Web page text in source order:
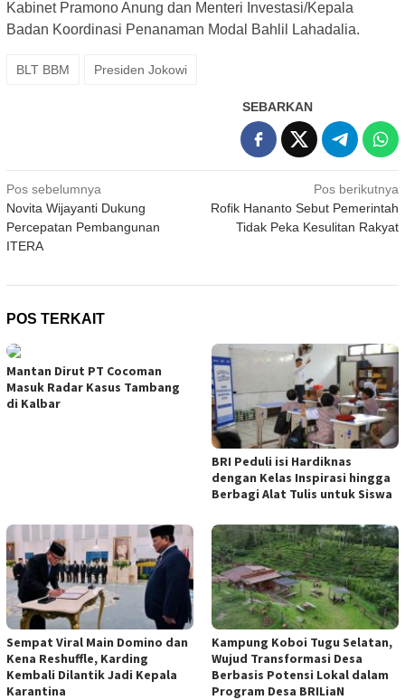
Kabinet Pramono Anung dan Menteri Investasi/Kepala
Badan Koordinasi Penanaman Modal Bahlil Lahadalia.
BLT BBM Presiden Jokowi
SEBARKAN
Navigasi
pos
Pos sebelumnya
Novita Wijayanti Dukung
Percepatan Pembangunan
ITERA
Pos berikutnya
Rofik Hananto Sebut Pemerintah
Tidak Peka Kesulitan Rakyat
POS TERKAIT
Mantan Dirut PT Cocoman
Masuk Radar Kasus Tambang
di Kalbar
BRI Peduli isi Hardiknas
dengan Kelas Inspirasi hingga
Berbagi Alat Tulis untuk Siswa
Sempat Viral Main Domino dan
Kena Reshuffle, Karding
Kembali Dilantik Jadi Kepala
Karantina
Kampung Koboi Tugu Selatan,
Wujud Transformasi Desa
Berbasis Potensi Lokal dalam
Program Desa BRILiaN